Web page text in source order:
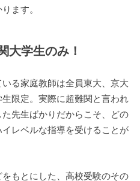
ます。
大学生のみ！
る家庭教師は全員東大、京大
限定。実際に超難関と言われ
先生ばかりだからこそ、どの
レベルな指導を受けることが
もとにした、高校受験のその